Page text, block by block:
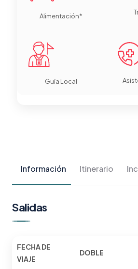
Alimentación*
Guía Local
Información Itinerario
Salidas
FECHA DE
VIAJE
DOBLE